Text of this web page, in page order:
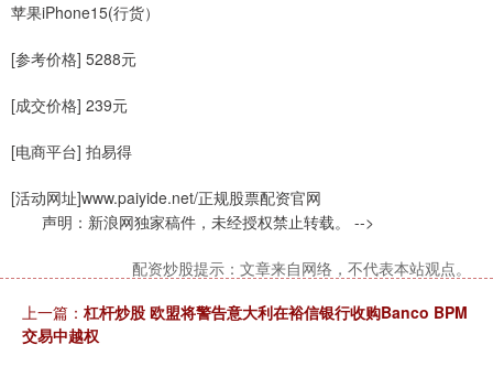
苹果iPhone15(行货）
[参考价格] 5288元
[成交价格] 239元
[电商平台] 拍易得
[活动网址]www.paiyide.net/正规股票配资官网
声明：新浪网独家稿件，未经授权禁止转载。 -->
配资炒股提示：文章来自网络，不代表本站观点。
上一篇： 杠杆炒股 欧盟将警告意大利在裕信银行收购Banco BPM
交易中越权